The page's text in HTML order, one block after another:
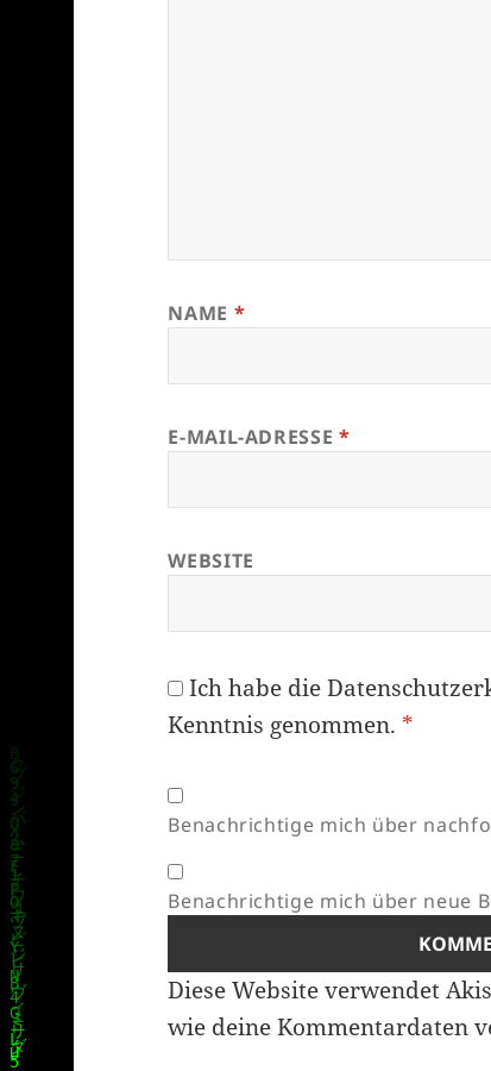
NAME *
E-MAIL-ADRESSE *
WEBSITE
Ich habe die
Kenntnis genommen. *
Benachrichtige mich über
Benachrichtige mich über neue
Diese Website verwendet
wie deine Kommentardaten